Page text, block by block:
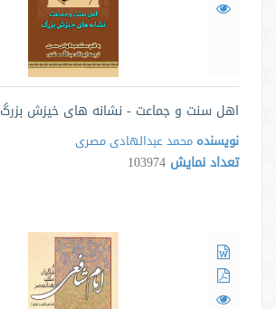
اهل سنت و جماعت - نشانه های خیزش بزرگ
نویسنده محمد عبدالهادی مصری
تعداد نمایش 103974